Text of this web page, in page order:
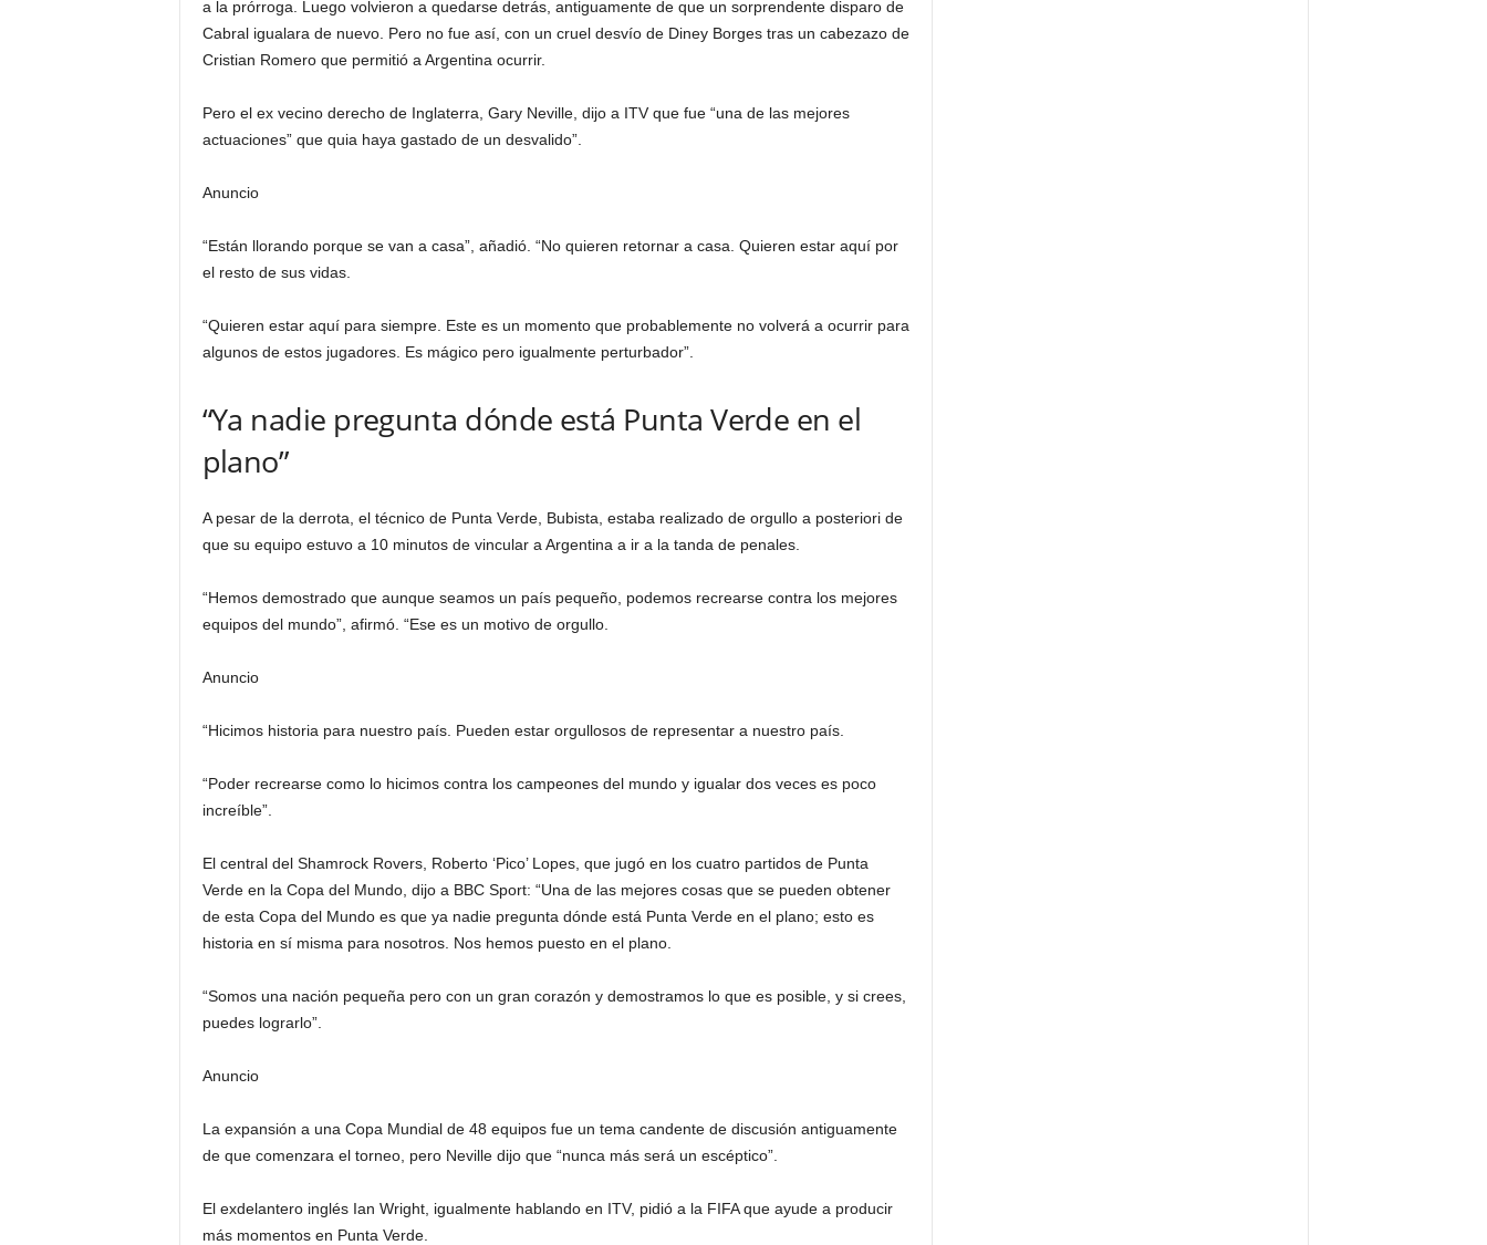
a la prórroga. Luego volvieron a quedarse detrás, antiguamente de que un sorprendente disparo de
Cabral igualara de nuevo. Pero no fue así, con un cruel desvío de Diney Borges tras un cabezazo de
Cristian Romero que permitió a Argentina ocurrir.
Pero el ex vecino derecho de Inglaterra, Gary Neville, dijo a ITV que fue “una de las mejores
actuaciones” que quia haya gastado de un desvalido”.
Anuncio
“Están llorando porque se van a casa”, añadió. “No quieren retornar a casa. Quieren estar aquí por
el resto de sus vidas.
“Quieren estar aquí para siempre. Este es un momento que probablemente no volverá a ocurrir para
algunos de estos jugadores. Es mágico pero igualmente perturbador”.
“Ya nadie pregunta dónde está Punta Verde en el
plano”
A pesar de la derrota, el técnico de Punta Verde, Bubista, estaba realizado de orgullo a posteriori de
que su equipo estuvo a 10 minutos de vincular a Argentina a ir a la tanda de penales.
“Hemos demostrado que aunque seamos un país pequeño, podemos recrearse contra los mejores
equipos del mundo”, afirmó. “Ese es un motivo de orgullo.
Anuncio
“Hicimos historia para nuestro país. Pueden estar orgullosos de representar a nuestro país.
“Poder recrearse como lo hicimos contra los campeones del mundo y igualar dos veces es poco
increíble”.
El central del Shamrock Rovers, Roberto ‘Pico’ Lopes, que jugó en los cuatro partidos de Punta
Verde en la Copa del Mundo, dijo a BBC Sport: “Una de las mejores cosas que se pueden obtener
de esta Copa del Mundo es que ya nadie pregunta dónde está Punta Verde en el plano; esto es
historia en sí misma para nosotros. Nos hemos puesto en el plano.
“Somos una nación pequeña pero con un gran corazón y demostramos lo que es posible, y si crees,
puedes lograrlo”.
Anuncio
La expansión a una Copa Mundial de 48 equipos fue un tema candente de discusión antiguamente
de que comenzara el torneo, pero Neville dijo que “nunca más será un escéptico”.
El exdelantero inglés Ian Wright, igualmente hablando en ITV, pidió a la FIFA que ayude a producir
más momentos en Punta Verde.